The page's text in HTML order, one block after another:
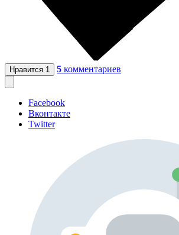
Нравится 1 5 комментариев
Facebook
Вконтакте
Twitter